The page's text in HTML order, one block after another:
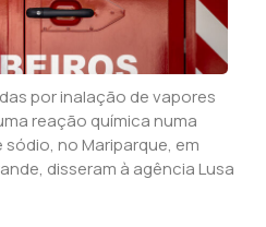
por inalação de vapores
reação química numa
no Mariparque, em
disseram à agência Lusa